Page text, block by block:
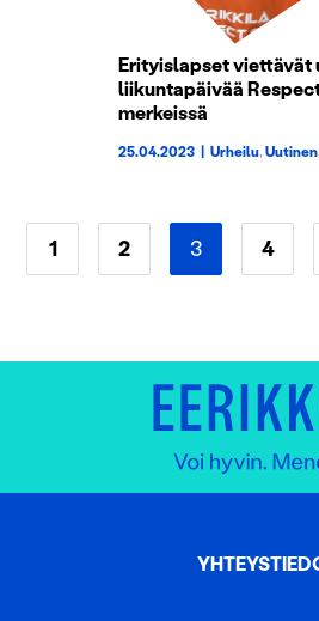
Erityislapset viettävät
liikuntapäivää
merkeissä
25.04.2023 | Urheilu,Uutinen
1 2 3 4